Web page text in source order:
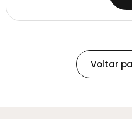
Voltar